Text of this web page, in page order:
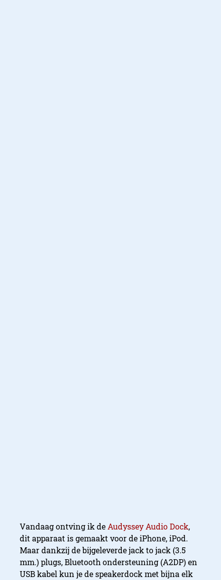
Vandaag ontving ik de Audyssey Audio Dock,
dit apparaat is gemaakt voor de iPhone, iPod.
Maar dankzij de bijgeleverde jack to jack (3.5
mm.) plugs, Bluetooth ondersteuning (A2DP) en
USB kabel kun je de speakerdock met bijna elk